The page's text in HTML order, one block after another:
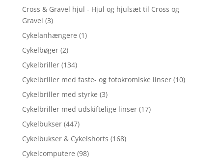
Cross & Gravel hjul - Hjul og hjulsæt til Cross og
Gravel (3)
Cykelanhængere (1)
Cykelbøger (2)
Cykelbriller (134)
Cykelbriller med faste- og fotokromiske linser (10)
Cykelbriller med styrke (3)
Cykelbriller med udskiftelige linser (17)
Cykelbukser (447)
Cykelbukser & Cykelshorts (168)
Cykelcomputere (98)